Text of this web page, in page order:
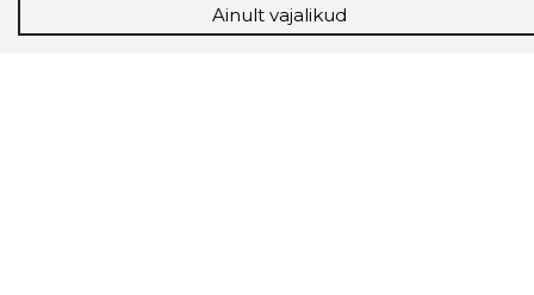
Tööturg
Ainult vajalikud